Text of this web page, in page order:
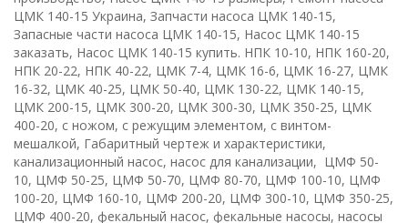
ЦМК 140-15 Украина, Запчасти насоса ЦМК 140-15,
Запасные части насоса ЦМК 140-15, Насос ЦМК 140-15
заказать, Насос ЦМК 140-15 купить. НПК 10-10, НПК 160-20,
НПК 20-22, НПК 40-22, ЦМК 7-4, ЦМК 16-6, ЦМК 16-27, ЦМК
16-32, ЦМК 40-25, ЦМК 50-40, ЦМК 130-22, ЦМК 140-15,
ЦМК 200-15, ЦМК 300-20, ЦМК 300-30, ЦМК 350-25, ЦМК
400-20, с ножом, с режущим элементом, с винтом-
мешалкой, Габаритный чертеж и характеристики,
канализационный насос, насос для канализации, ЦМФ 50-
10, ЦМФ 50-25, ЦМФ 50-70, ЦМФ 80-70, ЦМФ 100-10, ЦМФ
100-20, ЦМФ 160-10, ЦМФ 200-20, ЦМФ 300-10, ЦМФ 350-25,
ЦМФ 400-20, фекальный насос, фекальные насосы, насосы